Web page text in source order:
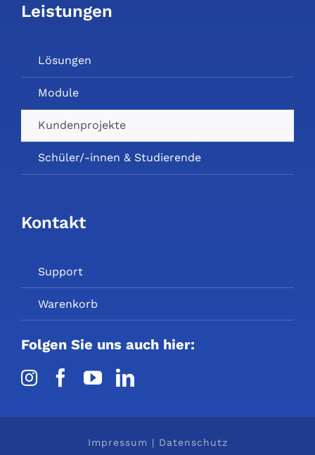
Leistungen
Lösungen
Module
Kundenprojekte
Schüler/-innen & Studierende
Kontakt
Support
Warenkorb
Folgen Sie uns auch hier:
Impressum | Datenschutz